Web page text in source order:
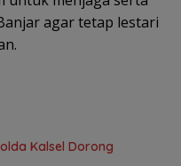
agar tetap lestari
Kalsel Dorong